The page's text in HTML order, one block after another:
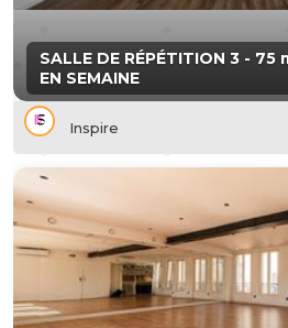
SALLE DE RÉPÉTITION 3 -
EN SEMAINE
Inspire